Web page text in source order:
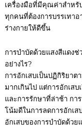
เครื่องมือที่มีคุณค่าสำหรั
ทุกคนที่ต้องการบรรเทา
ร่างกายให้ดีขึ้น
การบำบัดด้วยแสงสีแดงช่
อย่างไร?
การอักเสบเป็นปฏิกิริยาต
มากเกินไป แต่การอักเสบ
และการรักษาที่ล่าช้า กา
โน้มดีในการลดการอักเส
อักเสบของการบำบัดด้ว